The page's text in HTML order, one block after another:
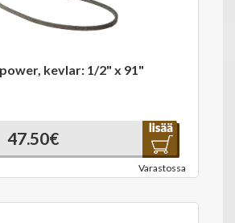
kevlar: 1/2" x 91"
47.50€
Varastossa